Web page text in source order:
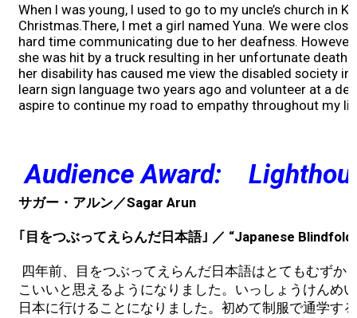
Donate
Contact
When I was young, I used to go to my uncle’s church in
Christmas.There, I met a girl named Yuna. We were
hard time communicating due to her deafness.
she was hit by a truck resulting in her unfortunate death.
her disability has caused me view the disabled society
learn sign language two years ago and volunteer at a
aspire to continue my road to empathy throughout my
Audience Award:
サガー・アルン／Sagar Arun
｢目をつぶってえらんだ日本語｣ ／ “Japanese
四年前、目をつぶってえらんだ日本語はとてもむずか
こいいと思えるようになりました。いっしょうけんめ
日本に行けることになりました。初めて制服で通学す